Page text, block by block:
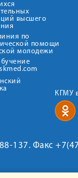
высшего
по
помощи
молодежи
КГМУ
137. Факс